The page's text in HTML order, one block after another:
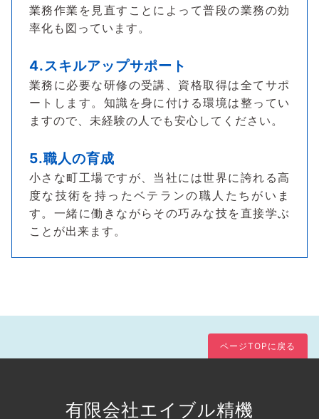
業務作業を見直すことによって普段の業務の効
率化も図っています。
4.スキルアップサポート
業務に必要な研修の受講、資格取得は全てサポ
ートします。知識を身に付ける環境は整ってい
ますので、未経験の人でも安心してください。
5.職人の育成
小さな町工場ですが、当社には世界に誇れる高
度な技術を持ったベテランの職人たちがいま
す。一緒に働きながらその巧みな技を直接学ぶ
ことが出来ます。
ページTOPに戻る
有限会社エイブル精機